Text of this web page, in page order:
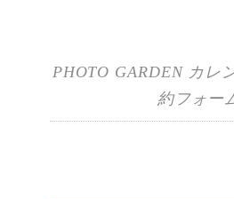
PHOTO GARDEN カレ
約フォー